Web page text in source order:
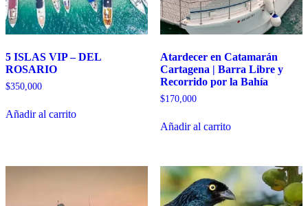
5 ISLAS VIP – DEL
ROSARIO
$350,000
Añadir al carrito
Atardecer en Catamarán
Cartagena | Barra Libre y
Recorrido por la Bahía
$170,000
Añadir al carrito